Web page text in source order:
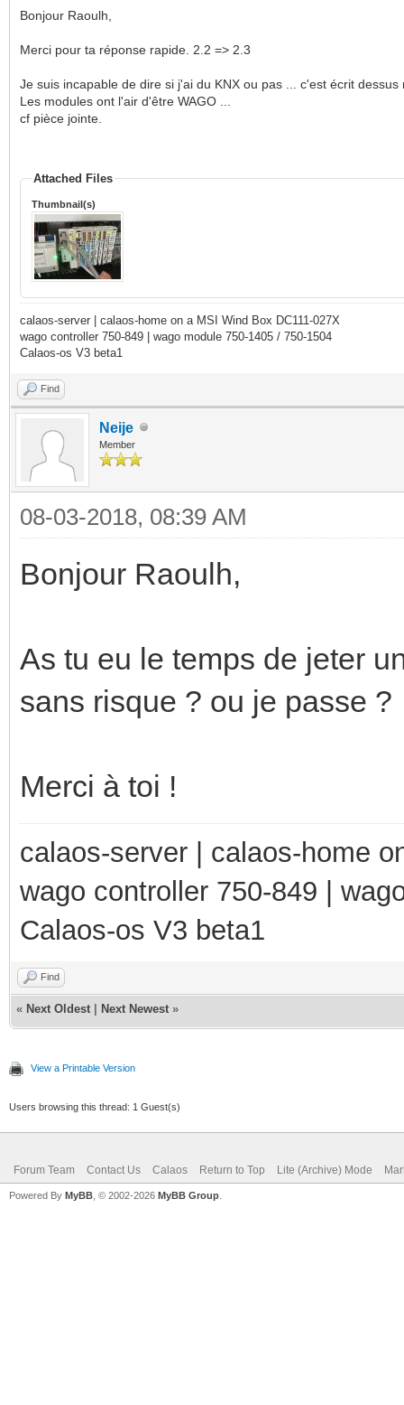
Bonjour Raoulh,
Merci pour ta réponse rapide. 2.2 => 2.3
Je suis incapable de dire si j'ai du KNX ou pas ... c'est écrit
Les modules ont l'air d'être WAGO ...
cf pièce jointe.
Attached Files
Thumbnail(s)
calaos-server | calaos-home on a MSI Wind Box DC111-027X
wago controller 750-849 | wago module 750-1405 / 750-1504
Calaos-os V3 beta1
Find
Neije
Member
08-03-2018, 08:39 AM
Bonjour Raoulh,
As tu eu le temps de jeter
sans risque ? ou je passe ?
Merci à toi !
calaos-server | calaos-home
wago controller 750-849 |
Calaos-os V3 beta1
Find
« Next Oldest Next Newest »
View a Printable Version
Users browsing this thread: 1 Guest(s)
Forum Team Contact Us Calaos Return to Top Lite (Archive) Mode
Powered By MyBB , © 2002-2026 MyBB Group